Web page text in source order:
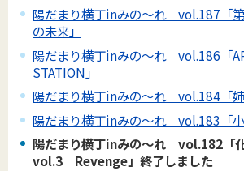
陽だまり横丁inみの～れ vol.187「
の未来」
陽だまり横丁inみの～れ vol.186「
STATION」
陽だまり横丁inみの～れ vol.184「姉
陽だまり横丁inみの～れ vol.183「小
陽だまり横丁inみの～れ vol.182「
vol.3 Revenge」終了しました